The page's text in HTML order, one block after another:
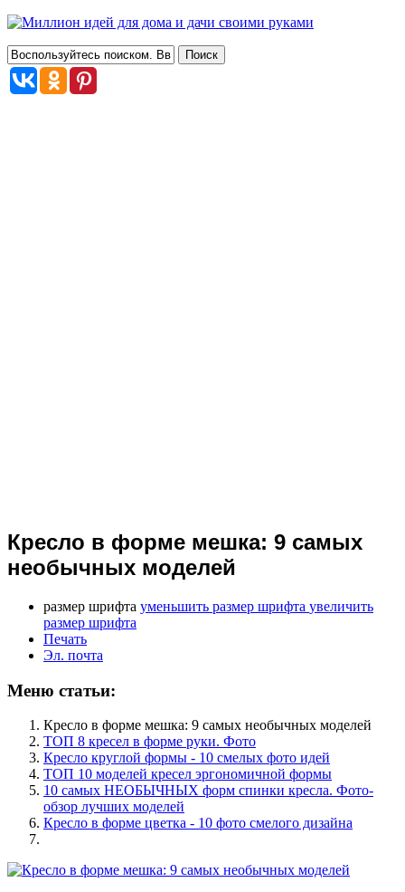
Кресло в форме мешка: 9 самых
необычных моделей
размер шрифта уменьшить размер шрифта увеличить
размер шрифта
Печать
Эл. почта
Меню статьи:
Кресло в форме мешка: 9 самых необычных моделей
ТОП 8 кресел в форме руки. Фото
Кресло круглой формы - 10 смелых фото идей
ТОП 10 моделей кресел эргономичной формы
10 самых НЕОБЫЧНЫХ форм спинки кресла. Фото-
обзор лучших моделей
Кресло в форме цветка - 10 фото смелого дизайна